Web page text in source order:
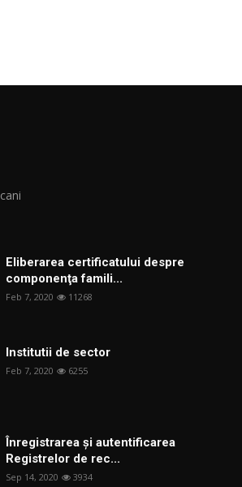
Eliberarea certificatului despre
componenţa famili...
Feb 7, 2020 11268
Institutii de sector
Feb 7, 2020 6255
Înregistrarea și autentificarea
Registrelor de rec...
Sep 14, 2020 3934